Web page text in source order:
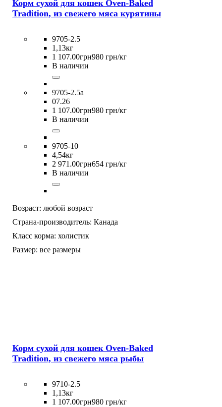
Корм сухой для кошек Oven-Baked
Tradition, из свежего мяса курятины
9705-2.5
1,13кг
1 107.00грн980 грн/кг
В наличии
9705-2.5a
07.26
1 107.00грн980 грн/кг
В наличии
9705-10
4,54кг
2 971 .00грн654 грн/кг
В наличии
Возраст: любой возраст
Страна-производитель: Канада
Класс корма: холистик
Размер: все размеры
Корм сухой для кошек Oven-Baked
Tradition, из свежего мяса рыбы
9710-2.5
1,13кг
1 107.00грн980 грн/кг